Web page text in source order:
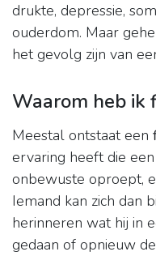
drukte, depressie,
ouderdom. Maar
het gevolg zijn van
Waarom heb ik
Meestal ontstaat een
ervaring heeft die
onbewuste oproept,
Iemand kan zich dan
herinneren wat hij in
gedaan of opnieuw